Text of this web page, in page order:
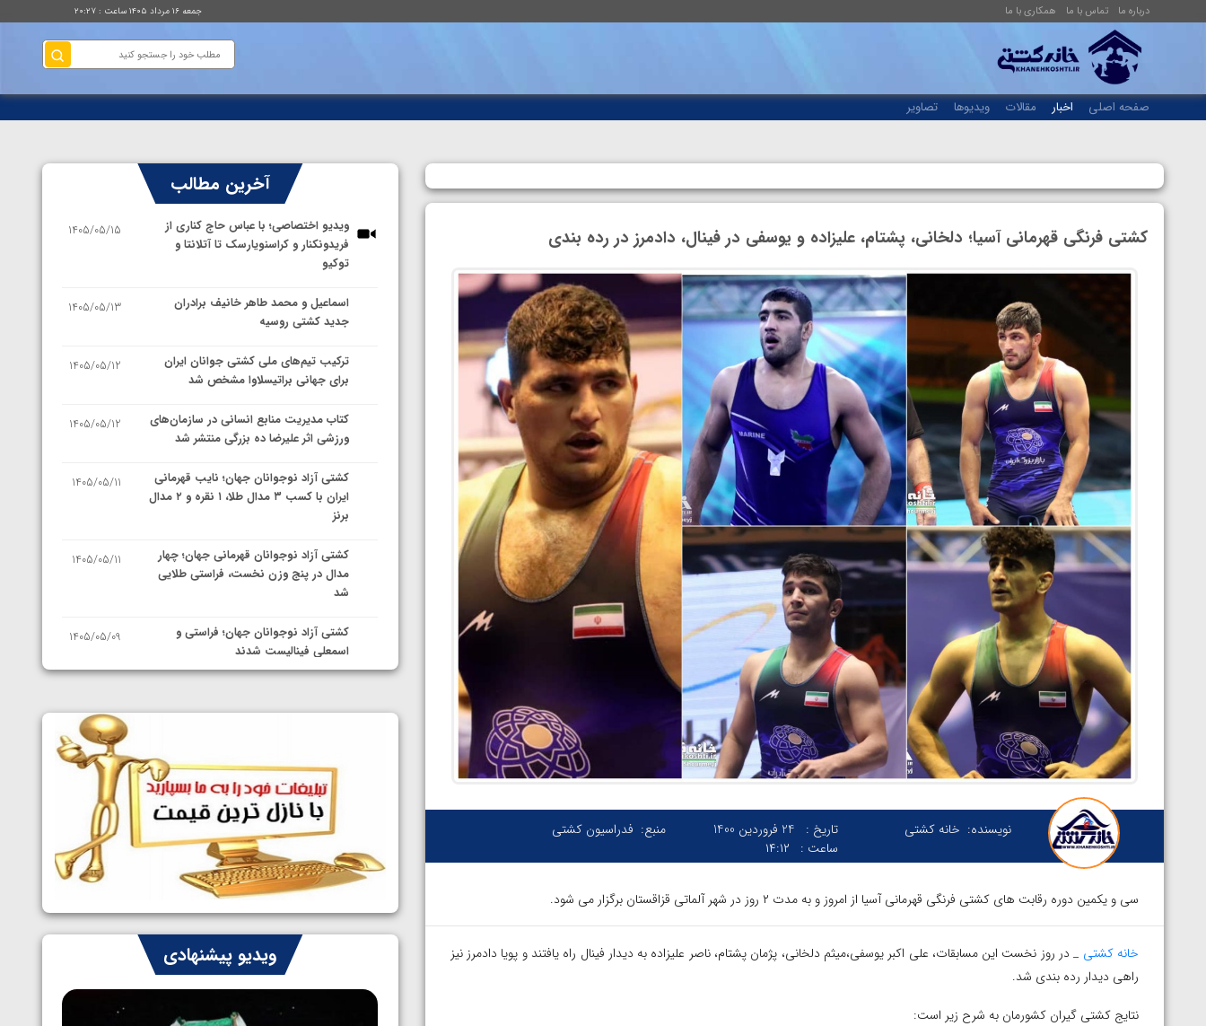
درباره ما تماس با ما همکاری با ما جمعه ۱۶ مرداد ۱۴۰۵ ساعت : ۲۰:۲۷
صفحه اصلی اخبار مقالات ویدیوها تصاویر
کشتی فرنگی قهرمانی آسیا؛ دلخانی، پشتام، علیزاده و یوسفی در فینال، دادمرز در رده بندی
نویسنده: خانه کشتی تاریخ :
24 فروردین 1400
ساعت :
۱۴:۱۲
منبع: فدراسیون کشتی
سی و یکمین دوره رقابت های کشتی فرنگی قهرمانی آسیا از امروز و به مدت ۲ روز در شهر آلماتی قزاقستان برگزار می شود.
خانه کشتی _ در روز نخست این مسابقات، علی اکبر یوسفی،میثم دلخانی، پژمان پشتام، ناصر علیزاده به دیدار فینال راه یافتند و پویا دادمرز نیز
راهی دیدار رده بندی شد.
نتایج کشتی گیران کشورمان به شرح زیر است:
آخرین مطالب
ویدیو اختصاصی؛ با عباس حاج کناری از
فریدونکنار و کراسنویارسک تا آتلانتا و
توکیو
1405/05/15
اسماعیل و محمد طاهر خانیف برادران
جدید کشتی روسیه
1405/05/13
ترکیب تیم‌های ملی کشتی جوانان ایران
برای جهانی براتیسلاوا مشخص شد
1405/05/12
کتاب مدیریت منابع انسانی در سازمان‌های
ورزشی اثر علیرضا ده بزرگی منتشر شد
1405/05/12
کشتی آزاد نوجوانان جهان؛ نایب قهرمانی
ایران با کسب ۳ مدال طلا، ۱ نقره و ۲ مدال
برنز
1405/05/11
کشتی آزاد نوجوانان قهرمانی جهان؛ چهار
مدال در پنج وزن نخست، فراستی طلایی
شد
1405/05/11
کشتی آزاد نوجوانان جهان؛ فراستی و
اسمعلی فینالیست شدند
1405/05/09
نمایندگان ایران مشخص شدند
سوم برای ایران
1405/05/07
ایران چشم به راه چهار مدال در پنج وزن
دوم کشتی فرنگی نوجوانان جهان
1405/05/06
ویدیو پیشنهادی